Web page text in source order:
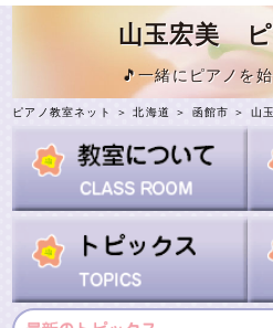
山玉宏美
🎵一緒にピアノを
ピアノ教室ネット ＞北海道 ＞ 函館市 ＞ 山